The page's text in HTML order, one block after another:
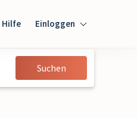
Hilfe Einloggen
Einloggen
Gast
Suchen